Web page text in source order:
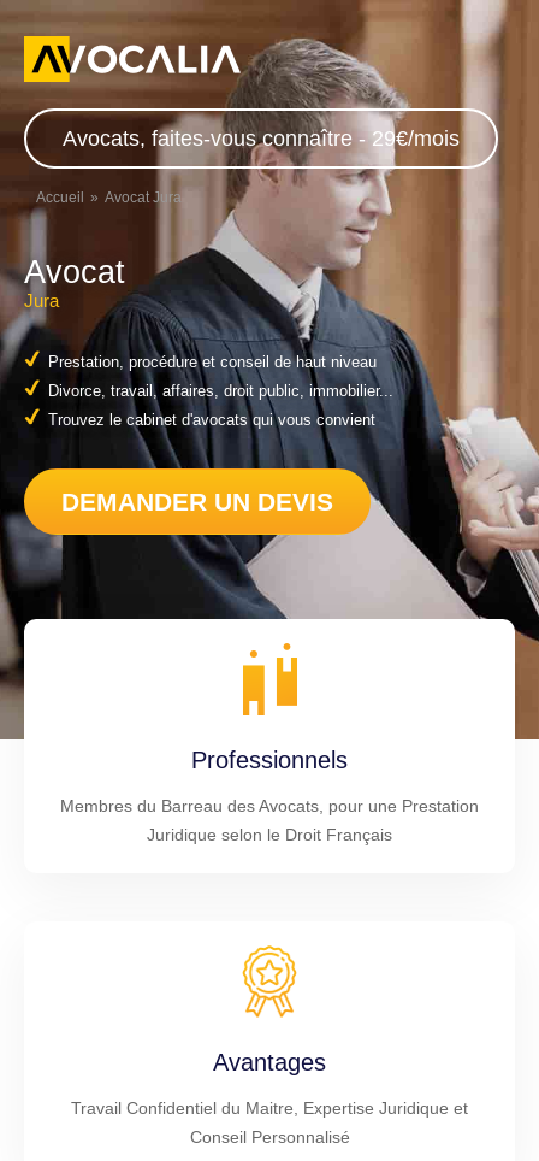
Avocats, faites-vous connaître - 29€/mois
Accueil Avocat Jura
Avocat
Jura
Prestation, procédure et conseil de haut niveau
Divorce, travail, affaires, droit public, immobilier...
Trouvez le cabinet d'avocats qui vous convient
DEMANDER UN DEVIS
Professionnels
Membres du Barreau des Avocats, pour une Prestation
Juridique selon le Droit Français
Avantages
Travail Confidentiel du Maitre, Expertise Juridique et
Conseil Personnalisé